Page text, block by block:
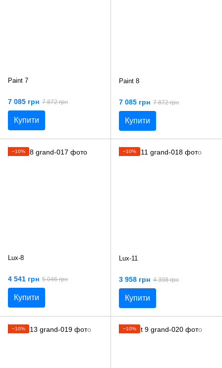
Paint 7
7 085 грн 7 872 грн
Купити
Paint 8
7 085 грн 7 872 грн
Купити
−10%
Lux-8
4 541 грн 5 046 грн
Купити
−10%
Lux-11
3 958 грн 4 398 грн
Купити
−10% −10%